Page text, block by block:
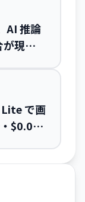
AI 推論
現実
で画
$0.034